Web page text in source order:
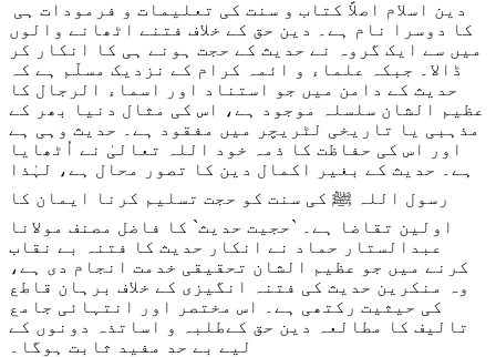
کا دوسرا نام ہے۔ دین حق کے خلاف فتنے اٹھانے والوں
میں سے ایک گروہ نے حدیث کے حجت ہونے ہی کا انکار کر
ڈالا۔ جبکہ علماء و ائمہ کرام کے نزدیک مسلّم ہے کہ
حدیث کے دامن میں جو استناد اور اسماء الرجال کا
عظیم الشان سلسلہ موجود ہے، اس کی مثال دنیا بھر کے
مذہبی یا تاریخی لٹریچر میں مفقود ہے۔ حدیث وہی ہے
اور اس کی حفاظت کا ذمہ خود اللہ تعالیٰ نے اُٹھایا
ہے۔ حدیث کے بغیر اکمال دین کا تصور محال ہے، لہٰذا
رسول اللہ ﷺ کی سنت کو حجت تسلیم کرنا ایمان کا
اولین تقاضا ہے۔ `حجیت حدیث` کا فاضل مصنف مولانا
عبدالستار حماد نے انکار حدیث کا فتنہ بے نقاب
کرنے میں جو عظیم الشان تحقیقی خدمت انجام دی ہے،
وہ منکرین حدیث کی فتنہ انگیزی کے خلاف برہان قاطع
کی حیثیت رکتھی ہے۔ اس مختصر اور انتہائی جامع
تالیف کا مطالعہ دین حق کےطلبہ و اساتذہ دونوں کے
لیے بے حد مفید ثابت ہوگا۔